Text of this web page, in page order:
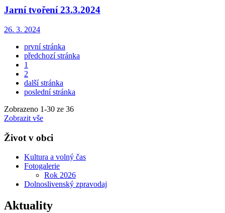
Jarní tvoření 23.3.2024
26. 3. 2024
první stránka
předchozí stránka
1
2
další stránka
poslední stránka
Zobrazeno 1-30 ze 36
Zobrazit vše
Život v obci
Kultura a volný čas
Fotogalerie
Rok 2026
Dolnoslivenský zpravodaj
Aktuality